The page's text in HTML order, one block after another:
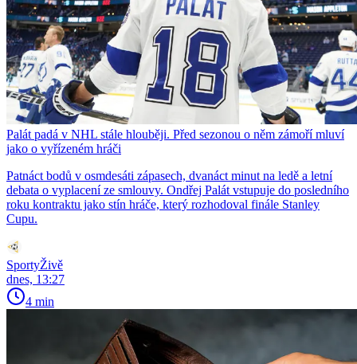
Palát padá v NHL stále hlouběji. Před sezonou o něm zámoří mluví
jako o vyřízeném hráči
Patnáct bodů v osmdesáti zápasech, dvanáct minut na ledě a letní
debata o vyplacení ze smlouvy. Ondřej Palát vstupuje do posledního
roku kontraktu jako stín hráče, který rozhodoval finále Stanley
Cupu.
SportyŽivě
dnes, 13:27
4 min